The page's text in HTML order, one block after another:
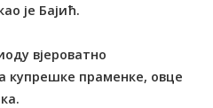
је Бајић.
вјероватно
купрешке праменке, овце